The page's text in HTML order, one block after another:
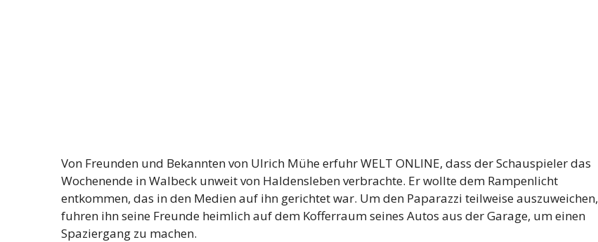
Von Freunden und Bekannten von Ulrich Mühe erfuhr WELT ONLINE, dass der Schauspieler das
Wochenende in Walbeck unweit von Haldensleben verbrachte. Er wollte dem Rampenlicht
entkommen, das in den Medien auf ihn gerichtet war. Um den Paparazzi teilweise auszuweichen,
fuhren ihn seine Freunde heimlich auf dem Kofferraum seines Autos aus der Garage, um einen
Spaziergang zu machen.